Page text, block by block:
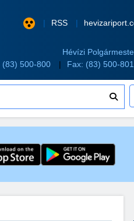
RSS
Hévízi
(83) 500-800 Fax: (83) 500-801